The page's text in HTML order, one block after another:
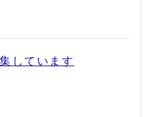
しています